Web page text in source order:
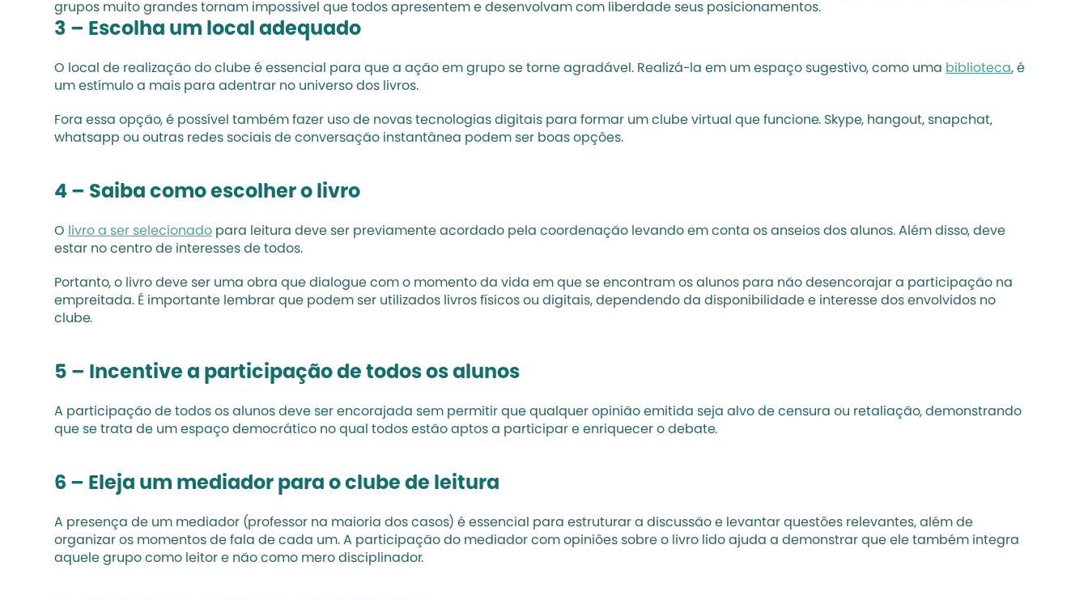
grupos muito grandes tornam impossível que todos apresentem e desenvolvam com liberdade seus posicionamentos.
3 – Escolha um local adequado
O local de realização do clube é essencial para que a ação em grupo se torne agradável. Realizá-la em um espaço sugestivo, como uma biblioteca, é
um estímulo a mais para adentrar no universo dos livros.
Fora essa opção, é possível também fazer uso de novas tecnologias digitais para formar um clube virtual que funcione. Skype, hangout, snapchat,
whatsapp ou outras redes sociais de conversação instantânea podem ser boas opções.
4 – Saiba como escolher o livro
O livro a ser selecionado para leitura deve ser previamente acordado pela coordenação levando em conta os anseios dos alunos. Além disso, deve
estar no centro de interesses de todos.
Portanto, o livro deve ser uma obra que dialogue com o momento da vida em que se encontram os alunos para não desencorajar a participação na
empreitada. É importante lembrar que podem ser utilizados livros físicos ou digitais, dependendo da disponibilidade e interesse dos envolvidos no
clube.
5 – Incentive a participação de todos os alunos
A participação de todos os alunos deve ser encorajada sem permitir que qualquer opinião emitida seja alvo de censura ou retaliação, demonstrando
que se trata de um espaço democrático no qual todos estão aptos a participar e enriquecer o debate.
6 – Eleja um mediador para o clube de leitura
A presença de um mediador (professor na maioria dos casos) é essencial para estruturar a discussão e levantar questões relevantes, além de
organizar os momentos de fala de cada um. A participação do mediador com opiniões sobre o livro lido ajuda a demonstrar que ele também integra
aquele grupo como leitor e não como mero disciplinador.